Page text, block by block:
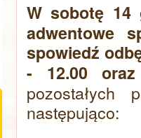
W sobotę 14
adwentowe
spowiedź
- 12.00
pozostałych
następująco: